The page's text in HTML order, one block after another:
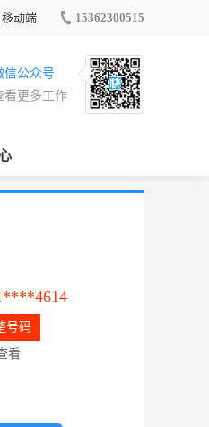
移动端 15362300515
信公众号
看更多工作
号码
看